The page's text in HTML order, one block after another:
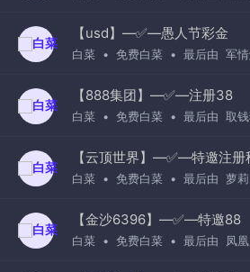
【usd】—✅—愚人节彩金
白菜 • 免费白菜 • 最后由 军
【888集团】—✅—注册38
白菜 • 免费白菜 • 最后由 取
【云顶世界】—✅—特邀注
白菜 • 免费白菜 • 最后由 萝莉
【金沙6396】—✅—特邀88
白菜 • 免费白菜 • 最后由 凤